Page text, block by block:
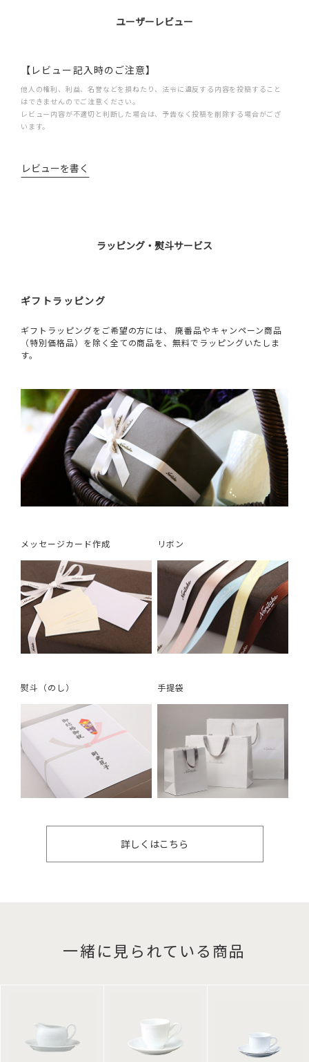
ユーザーレビュー
【レビュー記入時のご注意】
他人の権利、利益、名誉などを損ねたり、法令に違反する内容を投稿すること
はできませんのでご注意ください。
レビュー内容が不適切と判断した場合は、予告なく投稿を削除する場合がござ
います。
レビューを書く
ラッピング・熨斗サービス
ギフトラッピング
ギフトラッピングをご希望の方には、 廃番品やキャンペーン商品
（特別価格品）を除く全ての商品を、無料でラッピングいたしま
す。
メッセージカード作成 リボン
熨斗（のし） 手提袋
詳しくはこちら
一緒に見られている商品